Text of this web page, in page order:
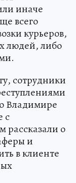
иначе
всего
курьеров,
людей, либо
сотрудники
Владимире
с
рассказали о
и
в клиенте